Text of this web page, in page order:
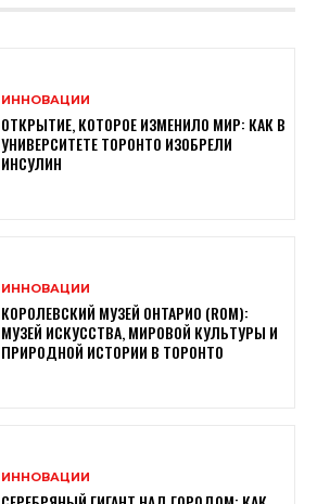
ИННОВАЦИИ
ОТКРЫТИЕ, КОТОРОЕ ИЗМЕНИЛО МИР: КАК В
УНИВЕРСИТЕТЕ ТОРОНТО ИЗОБРЕЛИ
ИНСУЛИН
ИННОВАЦИИ
КОРОЛЕВСКИЙ МУЗЕЙ ОНТАРИО (ROM):
МУЗЕЙ ИСКУССТВА, МИРОВОЙ КУЛЬТУРЫ И
ПРИРОДНОЙ ИСТОРИИ В ТОРОНТО
ИННОВАЦИИ